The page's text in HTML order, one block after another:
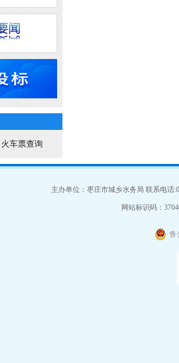
火车票查询
主办单位：枣庄市城乡水务局 联系电话
网站标识码：
鲁